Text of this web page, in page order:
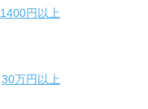
1400円以上
30万円以上